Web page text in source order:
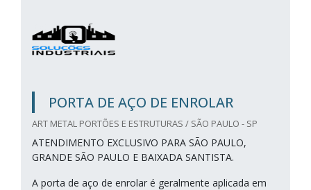
PORTA DE AÇO DE ENROLAR
ART METAL PORTÕES E ESTRUTURAS / SÃO PAULO - SP
ATENDIMENTO EXCLUSIVO PARA SÃO PAULO,
GRANDE SÃO PAULO E BAIXADA SANTISTA.
A porta de aço de enrolar é geralmente aplicada em